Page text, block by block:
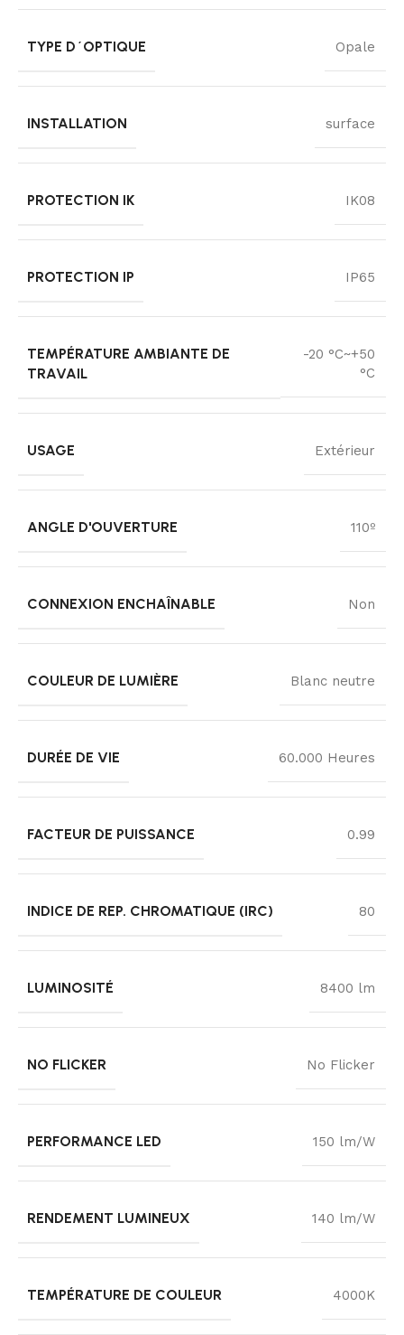
TYPE D´OPTIQUE Opale
INSTALLATION surface
PROTECTION IK IK08
PROTECTION IP IP65
TEMPÉRATURE AMBIANTE DE
TRAVAIL
-20 °C~+50
°C
USAGE Extérieur
ANGLE D'OUVERTURE 110º
CONNEXION ENCHAÎNABLE Non
COULEUR DE LUMIÈRE Blanc neutre
DURÉE DE VIE 60.000 Heures
FACTEUR DE PUISSANCE 0.99
INDICE DE REP. CHROMATIQUE (IRC) 80
LUMINOSITÉ 8400 lm
NO FLICKER No Flicker
PERFORMANCE LED 150 lm/W
RENDEMENT LUMINEUX 140 lm/W
TEMPÉRATURE DE COULEUR 4000K